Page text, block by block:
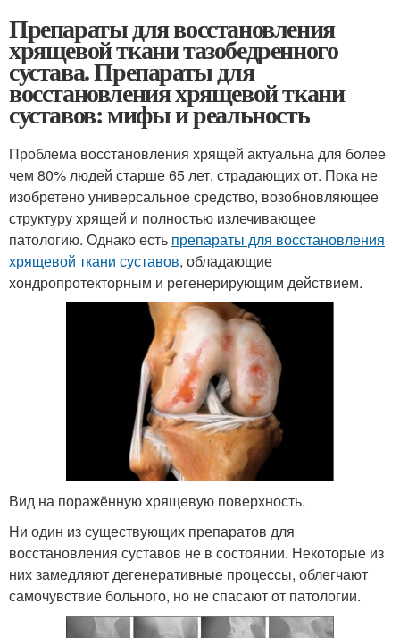
Препараты для восстановления
хрящевой ткани тазобедренного
сустава. Препараты для
восстановления хрящевой ткани
суставов: мифы и реальность
Проблема восстановления хрящей актуальна для более
чем 80% людей старше 65 лет, страдающих от. Пока не
изобретено универсальное средство, возобновляющее
структуру хрящей и полностью излечивающее
патологию. Однако есть препараты для восстановления
хрящевой ткани суставов, обладающие
хондропротекторным и регенерирующим действием.
Вид на поражённую хрящевую поверхность.
Ни один из существующих препаратов для
восстановления суставов не в состоянии. Некоторые из
них замедляют дегенеративные процессы, облегчают
самочувствие больного, но не спасают от патологии.